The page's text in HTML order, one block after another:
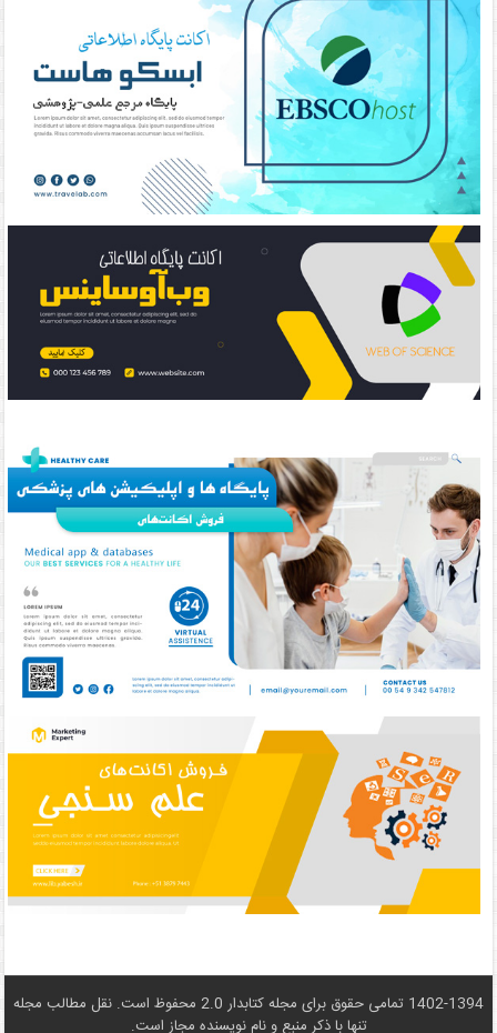
1402-1394 تمامی حقوق برای مجله کتابدار 2.0 محفوظ است. نقل مطالب مجله
تنها با ذکر منبع و نام نويسنده مجاز است.